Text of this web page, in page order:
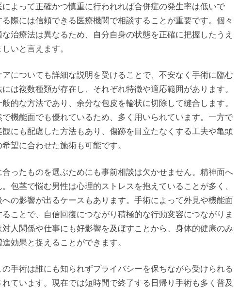
よって正確かつ慎重に行われれば合併症の発生率は低いで
際には信頼できる医療機関で相談することが重要です。個々
治療法は異なるため、自分自身の状態を正確に把握したうえ
いと言えます。
についても詳細な説明を受けることで、不安なく手術に臨む
は複数種類が存在し、それぞれ特徴や適応範囲があります。
的な方法であり、余分な包皮を輪状に切除して縫合します。
機能面でも優れているため、多く用いられています。一方で
にも配慮した方法もあり、傷跡を目立たなくする工夫や亀頭
望に合わせた施術も可能です。
ったものを選ぶためにも事前相談は欠かせません。精神面へ
包茎で悩む男性は心理的ストレスを抱えていることが多く、
の影響が出るケースもあります。手術によって外見や機能面
ことで、自信回復につながり積極的な行動変容につながりま
人関係や仕事にも好影響を及ぼすことから、身体的健康のみ
効果と捉えることができます。
手術は誰にも知られずプライバシーを保ちながら受けられる
ています。現在では短時間で終了する日帰り手術も多く普及